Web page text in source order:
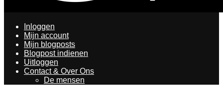
Inloggen
Mijn account
Mijn blogposts
Blogpost indienen
Uitloggen
Contact & Over Ons
De mensen